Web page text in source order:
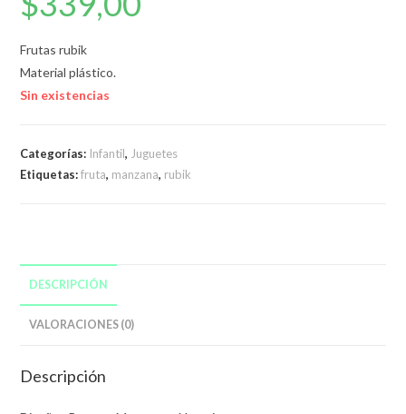
Frutas rubik
Material plástico.
Sin existencias
Categorías: Infantil, Juguetes
Etiquetas:fruta, manzana, rubik
DESCRIPCIÓN
VALORACIONES (0)
Descripción